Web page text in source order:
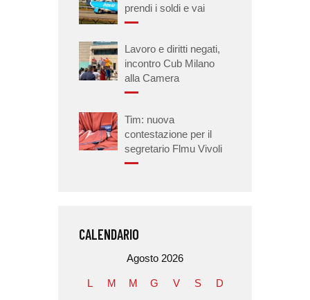
prendi i soldi e vai
Lavoro e diritti negati,
incontro Cub Milano
alla Camera
Tim: nuova
contestazione per il
segretario Flmu Vivoli
CALENDARIO
Agosto 2026
L M M G V S D